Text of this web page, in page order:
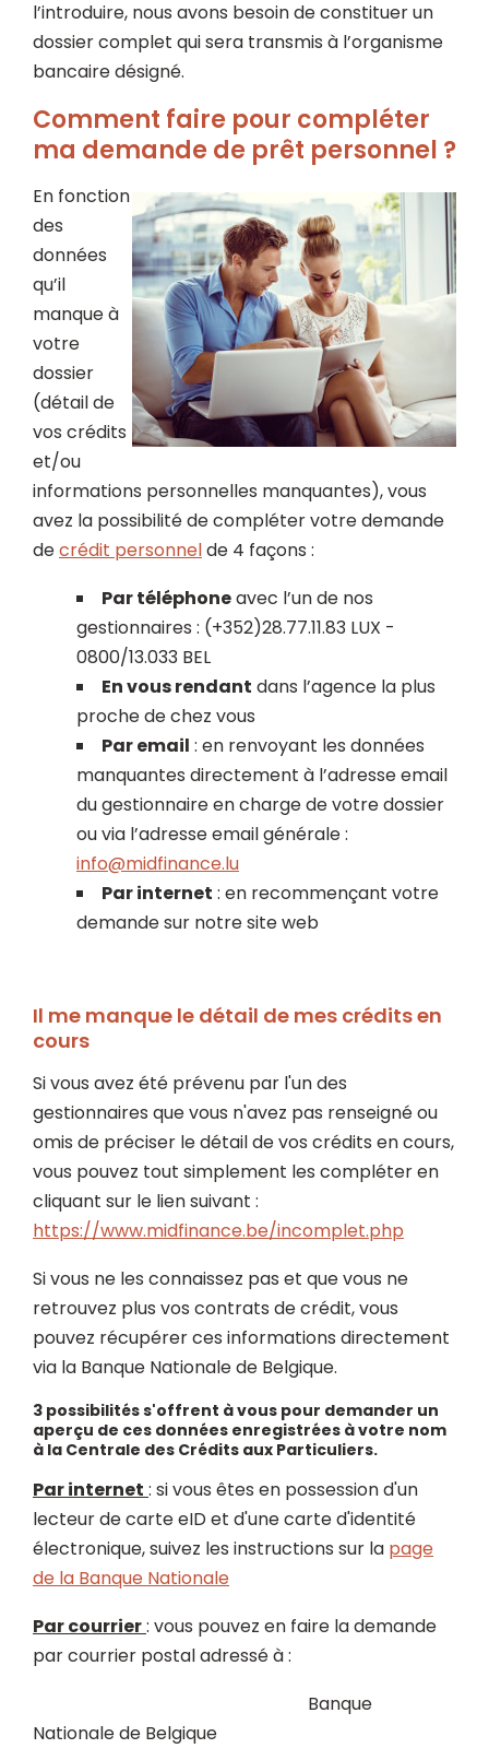
l’introduire, nous avons besoin de constituer un
dossier complet qui sera transmis à l’organisme
bancaire désigné.
Comment faire pour compléter
ma demande de prêt personnel ?
En fonction
des
données
qu’il
manque à
votre
dossier
(détail de
vos crédits
et/ou
informations personnelles manquantes), vous
avez la possibilité de compléter votre demande
decrédit personnelde 4 façons :
Par téléphoneavec l’un de nos
gestionnaires : (+352)28.77.11.83 LUX -
0800/13.033 BEL
En vous rendant dans l’agence la plus
proche de chez vous
Par email : en renvoyant les données
manquantes directement à l’adresse email
du gestionnaire en charge de votre dossier
ou via l’adresse email générale :
info@midfinance.lu
Par internet : en recommençant votre
demande sur notre site web
Il me manque le détail de mes crédits en
cours
Si vous avez été prévenu par l'un des
gestionnaires que vous n'avez pas renseigné ou
omis de préciser le détail de vos crédits en cours,
vous pouvez tout simplement les compléter en
cliquant sur le lien suivant :
https://www.midfinance.be/incomplet.php
Si vous ne les connaissez pas et que vous ne
retrouvez plus vos contrats de crédit, vous
pouvez récupérer ces informations directement
via la Banque Nationale de Belgique.
3 possibilités s'offrent à vous pour demander un
aperçu de ces données enregistrées à votre nom
à la Centrale des Crédits aux Particuliers.
Par internet : si vous êtes en possession d'un
lecteur de carte eID et d'une carte d'identité
électronique, suivez les instructions sur la page
de la Banque Nationale
Par courrier: vous pouvez en faire la demande
par courrier postal adressé à :
Banque
Nationale de Belgique